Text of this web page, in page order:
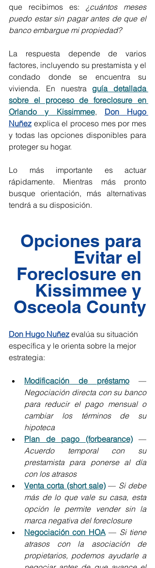
que recibimos es: ¿cuántos meses
puedo estar sin pagar antes de que el
banco embargue mi propiedad?
La respuesta depende de varios
factores, incluyendo su prestamista y el
condado donde se encuentra su
vivienda. En nuestra guía detallada
sobre el proceso de foreclosure en
Orlando y Kissimmee, Don Hugo
Nuñez explica el proceso mes por mes
y todas las opciones disponibles para
proteger su hogar.
Lo más importante es actuar
rápidamente. Mientras más pronto
busque orientación, más alternativas
tendrá a su disposición.
Opciones para
Evitar el
Foreclosure en
Kissimmee y
Osceola County
Don Hugo Nuñez evalúa su situación
específica y le orienta sobre la mejor
estrategia:
Modificación de préstamo
Negociación directa con su banco
para reducir el pago mensual o
cambiar los términos de su
hipoteca
Plan de pago (forbearance)
Acuerdo temporal con su
prestamista para ponerse al día
con los atrasos
Venta corta (short sale) — Si debe
más de lo que vale su casa, esta
opción le permite vender sin la
marca negativa del foreclosure
Negociación con HOA — Si tiene
atrasos con la asociación de
propietarios, podemos ayudarle a